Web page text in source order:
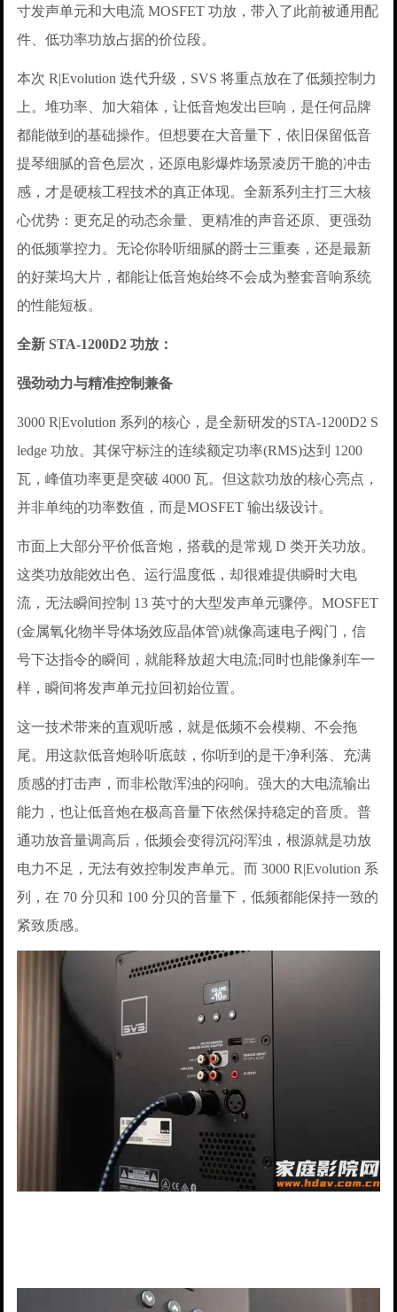
寸发声单元和大电流 MOSFET 功放，带入了此前被通用配
件、低功率功放占据的价位段。
本次 R|Evolution 迭代升级，SVS 将重点放在了低频控制力
上。堆功率、加大箱体，让低音炮发出巨响，是任何品牌
都能做到的基础操作。但想要在大音量下，依旧保留低音
提琴细腻的音色层次，还原电影爆炸场景凌厉干脆的冲击
感，才是硬核工程技术的真正体现。全新系列主打三大核
心优势：更充足的动态余量、更精准的声音还原、更强劲
的低频掌控力。无论你聆听细腻的爵士三重奏，还是最新
的好莱坞大片，都能让低音炮始终不会成为整套音响系统
的性能短板。
全新 STA-1200D2 功放：
强劲动力与精准控制兼备
3000 R|Evolution 系列的核心，是全新研发的STA-1200D2 S
ledge 功放。其保守标注的连续额定功率(RMS)达到 1200
瓦，峰值功率更是突破 4000 瓦。但这款功放的核心亮点，
并非单纯的功率数值，而是MOSFET 输出级设计。
市面上大部分平价低音炮，搭载的是常规 D 类开关功放。
这类功放能效出色、运行温度低，却很难提供瞬时大电
流，无法瞬间控制 13 英寸的大型发声单元骤停。MOSFET
(金属氧化物半导体场效应晶体管)就像高速电子阀门，信
号下达指令的瞬间，就能释放超大电流;同时也能像刹车一
样，瞬间将发声单元拉回初始位置。
这一技术带来的直观听感，就是低频不会模糊、不会拖
尾。用这款低音炮聆听底鼓，你听到的是干净利落、充满
质感的打击声，而非松散浑浊的闷响。强大的大电流输出
能力，也让低音炮在极高音量下依然保持稳定的音质。普
通功放音量调高后，低频会变得沉闷浑浊，根源就是功放
电力不足，无法有效控制发声单元。而 3000 R|Evolution 系
列，在 70 分贝和 100 分贝的音量下，低频都能保持一致的
紧致质感。